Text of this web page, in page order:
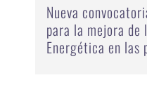
Nueva
para la mejora de
Energética en las